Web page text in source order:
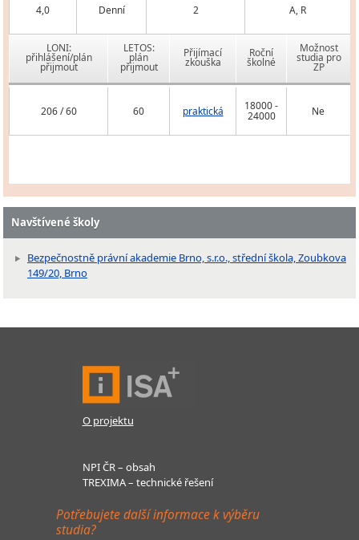
4,0 Denní 2 A, R
LONI:
přihlášení/plán
přijmout
LETOS:
plán
přijmout
Přijímací
zkouška
Roční
školné
Možnost
studia pro
ZP
206 / 60 60 praktická 18000 -
24000 Ne
Navštívené školy
Bezpečnostně právní akademie Brno, s.r.o., střední škola, Zoubkova
149/20, Brno
O projektu
NPI ČR – obsah
TREXIMA – technické řešení
Potřebujete další informace k výběru
studia?